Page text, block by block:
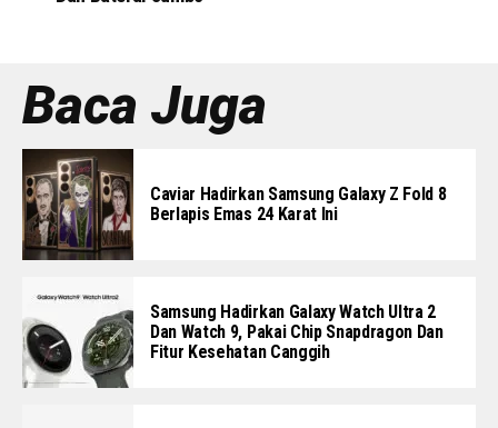
Baca Juga
Caviar Hadirkan Samsung Galaxy Z Fold 8
Berlapis Emas 24 Karat Ini
Samsung Hadirkan Galaxy Watch Ultra 2
Dan Watch 9, Pakai Chip Snapdragon Dan
Fitur Kesehatan Canggih